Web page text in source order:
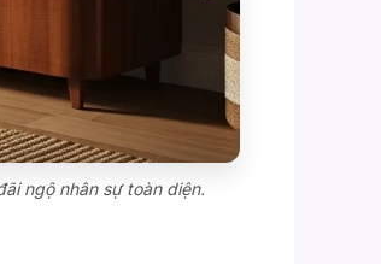
ngộ nhân sự toàn diện.